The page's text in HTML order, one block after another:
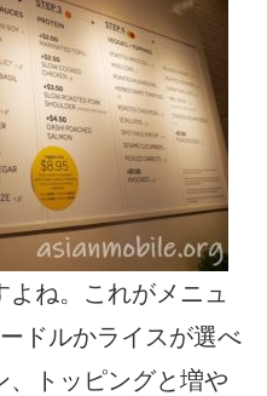
ね。これがメニュ
ドルかライスが選べ
、トッピングと増や